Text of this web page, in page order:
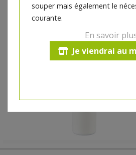
souper mais également le
courante.
En savoir
Je viendrai au